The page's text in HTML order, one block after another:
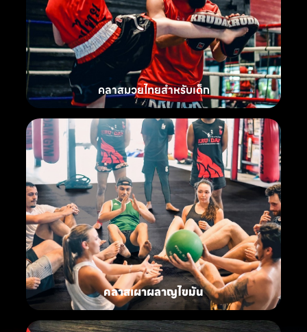
คลาสมวยไทยสำหรับเด็ก
คลาสเผาผลาญไขมัน